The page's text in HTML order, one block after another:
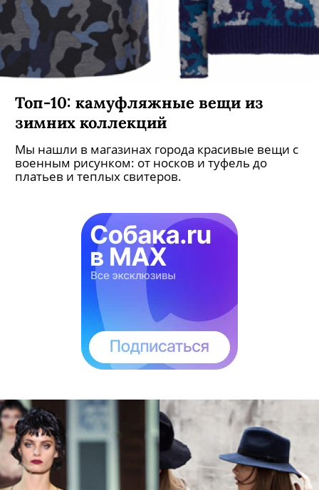
Топ-10: камуфляжные вещи из
зимних коллекций
Мы нашли в магазинах города красивые вещи с
военным рисунком: от носков и туфель до
платьев и теплых свитеров.